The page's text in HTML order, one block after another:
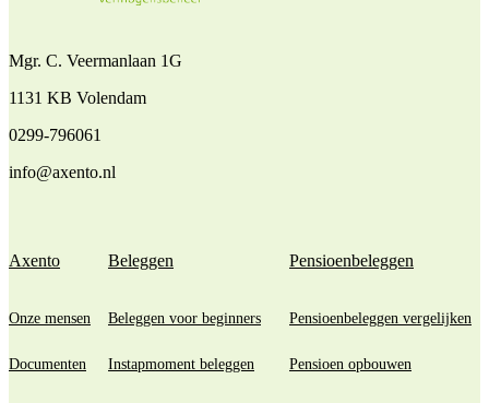
Mgr. C. Veermanlaan 1G
1131 KB Volendam
0299-796061
info@axento.nl
Axento
Onze mensen
Documenten
Beleggen
Beleggen voor beginners
Instapmoment beleggen
Pensioenbeleggen
Pensioenbeleggen vergelijken
Pensioen opbouwen